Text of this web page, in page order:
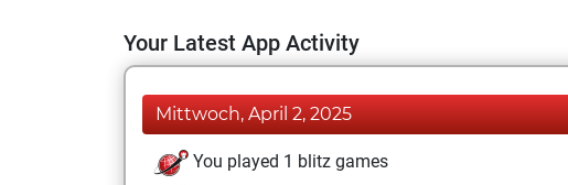
Your Latest App Activity
Mittwoch, April 2, 2025
You played 1 blitz games